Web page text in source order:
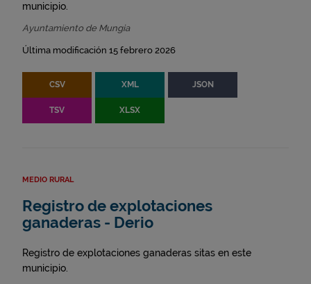
municipio.
Ayuntamiento de Mungia
Última modificación 15 febrero 2026
CSV XML JSON
TSV XLSX
MEDIO RURAL
Registro de explotaciones
ganaderas - Derio
Registro de explotaciones ganaderas sitas en este
municipio.